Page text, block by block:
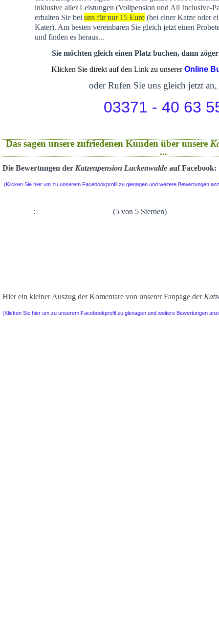
inklusive aller Leistungen (Vollpension und All Inclusive-
erhalten Sie bei uns für nur 15 Euro(bei einer Katze oder
Kater). Am besten vereinbaren Sie gleich jetzt einen
und finden es heraus...
Sie möchten gleich einen Platz buchen, dann
Klicken Sie direkt auf den Link zu unsererOnline
oder Rufen Sie uns gleich jetzt an,
03371 - 40 63
Das sagen unsere zufriedenen Kunden über unsere
...
Die Bewertungen der Katzenpension Luckenwalde auf Facebook:
(Klicken Sie hier um zu unserem Facebookprofil zu glenagen und weitere Bewertungen
: (5 von 5 Sternen)
Hier ein kleiner Auszug der Komentare von unserer Fanpage der
(Klicken Sie hier um zu unserem Facebookprofil zu glenagen und weitere Bewertungen